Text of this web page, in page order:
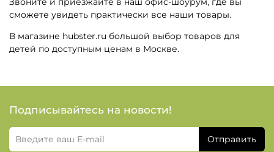
сможете увидеть практически все наши товары.
В магазине hubster.ru большой выбор товаров для
детей по доступным ценам в Москве.
Подписывайтесь на новости!
Отправить